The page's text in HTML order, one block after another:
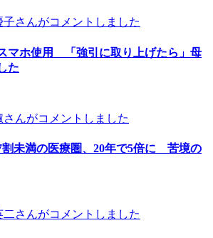
子さんがコメントしました
マホ使用 「強引に取り上げたら」母
た
さんがコメントしました
割未満の医療圏、20年で5倍に 苦境の
二さんがコメントしました